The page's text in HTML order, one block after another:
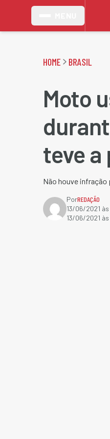
HOME BRASIL
Moto
teve
Não houve
PorREDAÇÃO
13/06/2021
13/06/2021